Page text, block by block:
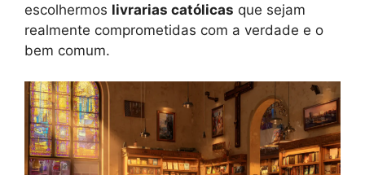
escolhermos livrarias católicas que sejam
realmente comprometidas com a verdade e o
bem comum.